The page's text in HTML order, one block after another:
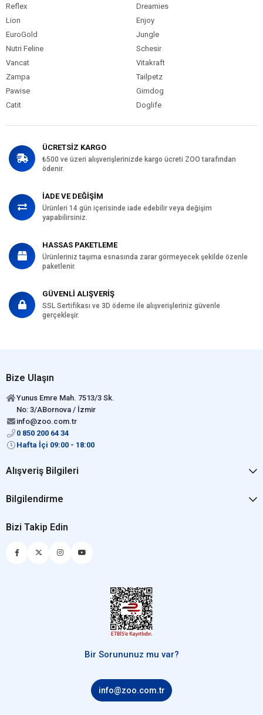
Reflex
Dreamies
Lion
Enjoy
EuroGold
Jungle
Nutri Feline
Schesir
Vancat
Vitakraft
Zampa
Tailpetz
Pawise
Gimdog
Catit
Doglife
ÜCRETSİZ KARGO
₺500 ve üzeri alışverişlerinizde kargo ücreti ZOO tarafından
ödenir.
İADE VE DEĞİŞİM
Ürünleri 14 gün içerisinde iade edebilir veya değişim
yapabilirsiniz.
HASSAS PAKETLEME
Ürünleriniz taşıma esnasında zarar görmeyecek şekilde özenle
paketlenir.
GÜVENLİ ALIŞVERİŞ
SSL Sertifikası ve 3D ödeme ile alışverişleriniz güvenle
gerçekleşir.
Bize Ulaşın
Yunus Emre Mah. 7513/3 Sk.
No: 3/ABornova / İzmir
info@zoo.com.tr
0 850 200 64 34
Hafta İçi 09:00 - 18:00
Alışveriş Bilgileri
Bilgilendirme
Bizi Takip Edin
Bir Sorununuz mu var?
info@zoo.com.tr